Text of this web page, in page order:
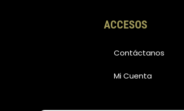
ACCESOS
Contáctanos
Mi Cuenta